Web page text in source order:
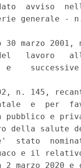
avviso
generale -
30 marzo 2001,
lavoro
e
n. 145,
e  per
pubblico e
della salute
stato
e il
2020 e